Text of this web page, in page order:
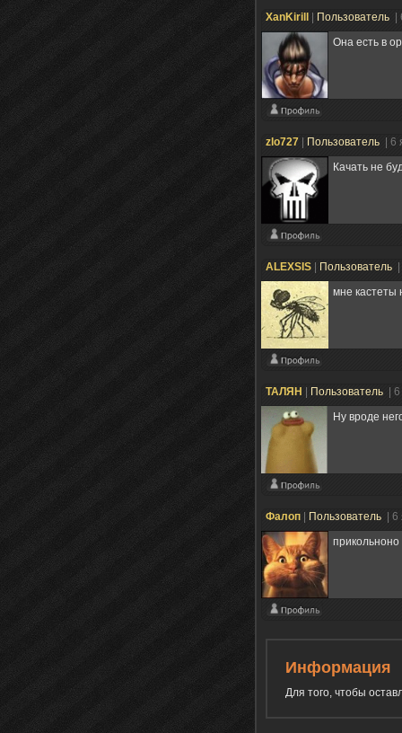
XanKirill Пользователь
Она есть в
zlo727 Пользователь
|
Качать не
ALEXSIS Пользователь
мне кастеты
ТАЛЯН Пользователь |
Ну вроде
Фалоп Пользователь
|
прикольноно
Информация
Для того, чтобы